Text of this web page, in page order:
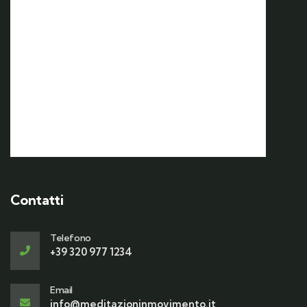
Contatti
Telefono
+39 320 977 1234
Email
info@meditazioninmovimento.it